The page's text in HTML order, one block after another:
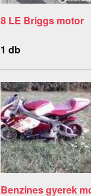
8 LE Briggs motor
1 db
Benzines gyerek